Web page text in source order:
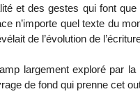
et des gestes qui font
n’importe quel texte du
de l’évolution de
largement exploré par
de fond qui prenne cet